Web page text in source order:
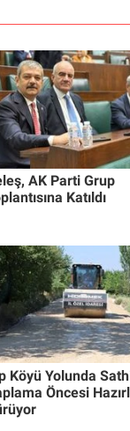
AK Parti Grup
Katıldı
Köyü Yolunda
Öncesi